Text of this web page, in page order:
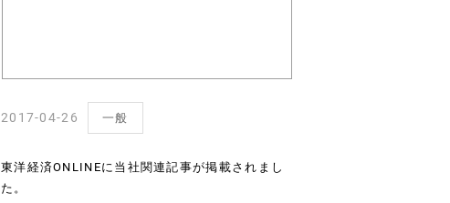
2017-04-26 一般
東洋経済ONLINEに当社関連記事が掲載されまし
た。